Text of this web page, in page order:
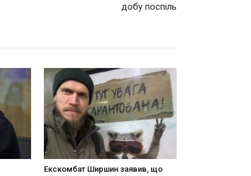
добу поспіль
Екскомбат Ширшин заявив, що